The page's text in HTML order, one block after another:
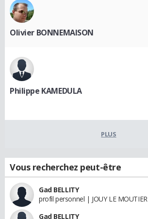
Olivier BONNEMAISON
Philippe KAMEDULA
PLUS
Vous recherchez peut-être
Gad BELLITY
profil personnel | JOUY LE MOUTIER
Gad BELLITY